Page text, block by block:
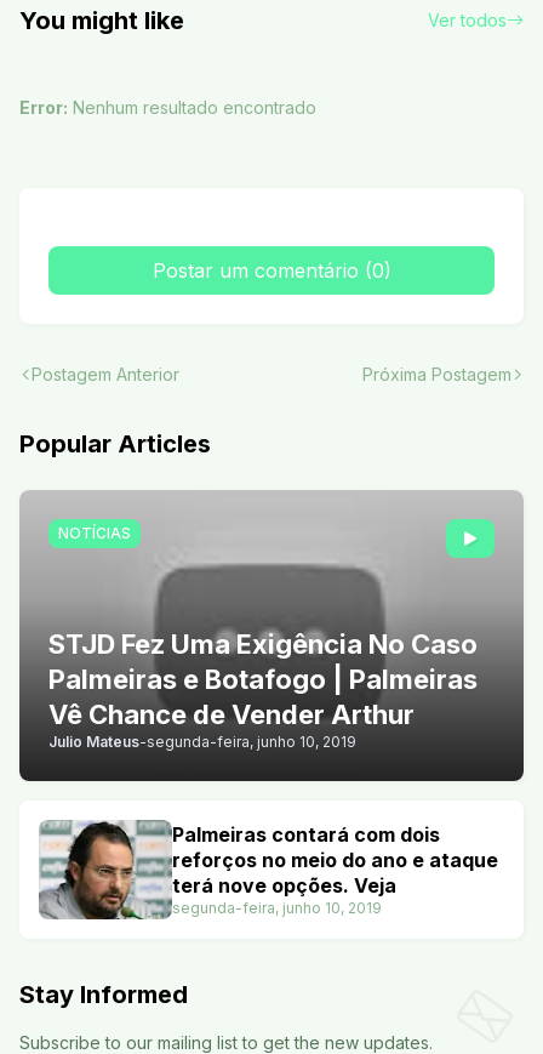
You might like Ver todos
Error: Nenhum resultado encontrado
Postar um comentário (0)
Postagem Anterior Próxima Postagem
Popular Articles
NOTÍCIAS
STJD Fez Uma Exigência No Caso
Palmeiras e Botafogo | Palmeiras
Vê Chance de Vender Arthur
Julio Mateus-segunda-feira, junho 10, 2019
Palmeiras contará com dois
reforços no meio do ano e ataque
terá nove opções. Veja
segunda-feira, junho 10, 2019
Stay Informed
Subscribe to our mailing list to get the new updates.